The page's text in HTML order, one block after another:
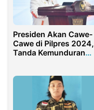
Presiden Akan Cawe-
Cawe di Pilpres 2024,
Tanda Kemunduran